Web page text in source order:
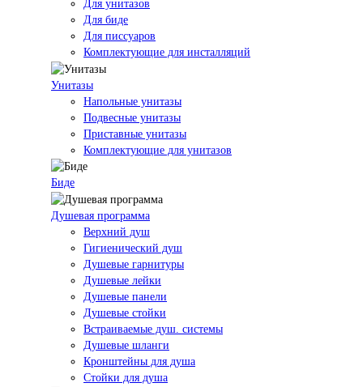
Для унитазов
Для биде
Для писсуаров
Комплектующие для инсталляций
Унитазы
Напольные унитазы
Подвесные унитазы
Приставные унитазы
Комплектующие для унитазов
Биде
Душевая программа
Верхний душ
Гигиенический душ
Душевые гарнитуры
Душевые лейки
Душевые панели
Душевые стойки
Встраиваемые душ. системы
Душевые шланги
Кронштейны для душа
Стойки для душа